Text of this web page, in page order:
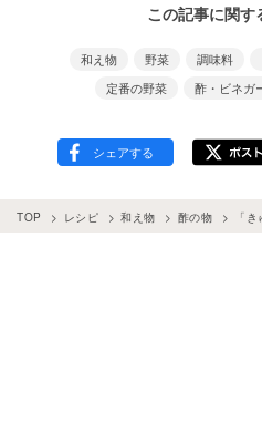
この記事に関す
和え物 野菜 調味料
定番の野菜
酢・ビネガ
TOP レシピ 和え物 酢の物 「